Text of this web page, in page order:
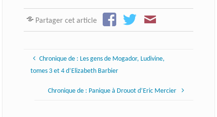
Partager cet article
Chronique de : Les gens de Mogador, Ludivine,
tomes 3 et 4 d’Elizabeth Barbier
Chronique de : Panique à Drouot d’Eric Mercier